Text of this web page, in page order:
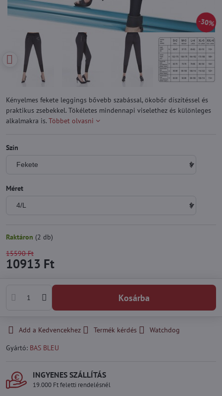
30%
Kényelmes fekete leggings bővebb szabással, ökobőr díszítéssel és
praktikus zsebekkel. Tökéletes mindennapi viselethez és különleges
alkalmakra is. Többet olvasni
Szín
Méret
Raktáron (2 db)
15590 Ft
10913 Ft
Kosárba
Add a Kedvencekhez Termék kérdés
Watchdog
Gyártó: BAS BLEU
INGYENES SZÁLLÍTÁS
19.000 Ft feletti rendelésnél